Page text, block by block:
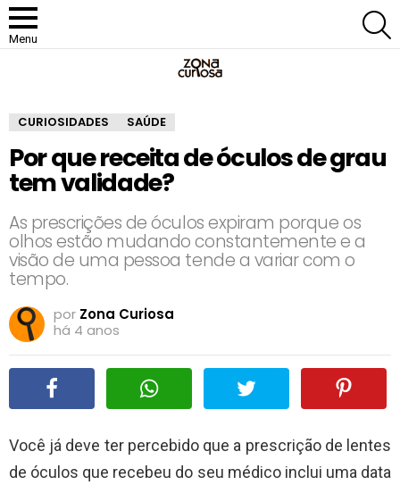
Menu
CURIOSIDADES SAÚDE
Por que receita de óculos de grau
tem validade?
As prescrições de óculos expiram porque os
olhos estão mudando constantemente e a
visão de uma pessoa tende a variar com o
tempo.
por Zona Curiosa
há 4 anos
Você já deve ter percebido que a prescrição de lentes
de óculos que recebeu do seu médico inclui uma data